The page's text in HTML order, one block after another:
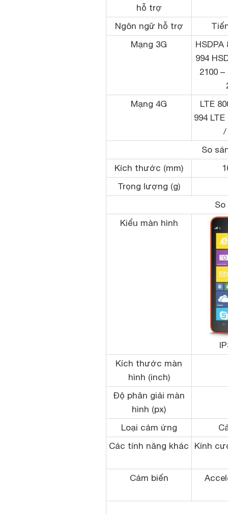
hỗ trợ
Ngôn ngữ hỗ trợ
Mạng 3G
HSDPA
994
2100 –
Mạng 4G
LTE
994
/
So
Kích thước (mm)
Trọng lượng (g)
Kiểu màn hình
Kích thước màn
hình (inch)
Độ phân giải màn
hình (px)
Loại cảm ứng
Các tính năng khác
Kính
Cảm biến